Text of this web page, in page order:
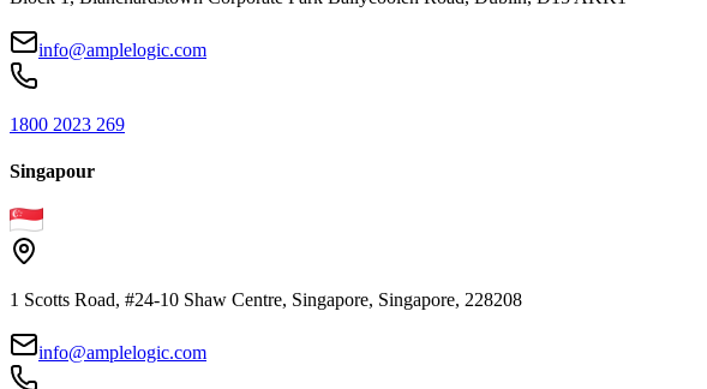
info@amplelogic.com
1800 2023 269
Singapour
1 Scotts Road, #24-10 Shaw Centre, Singapore, Singapore, 228208
info@amplelogic.com